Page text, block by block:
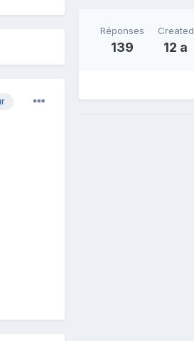
Réponses
139
Created
12 a